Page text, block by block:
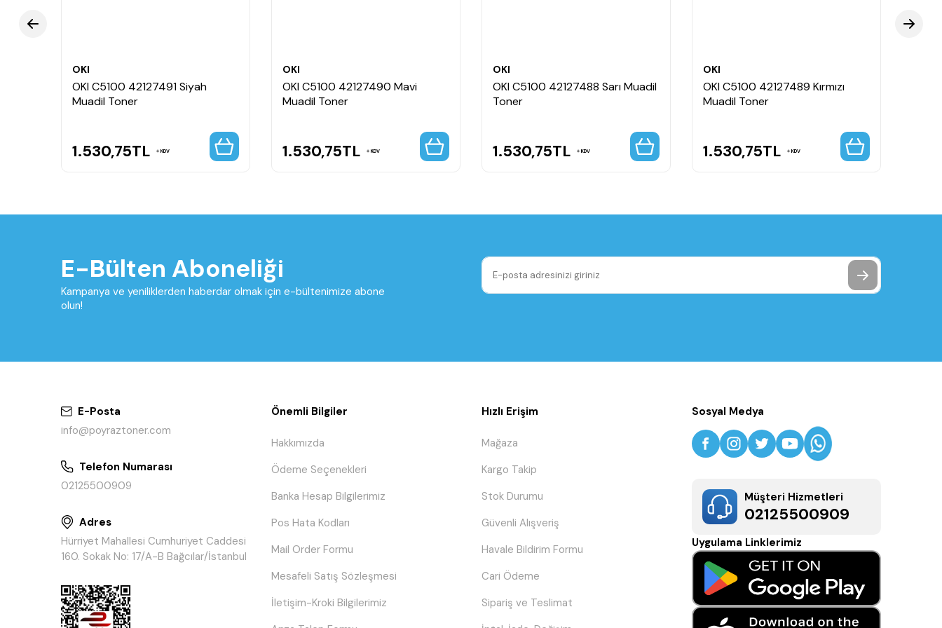
OKI
OKI C5100 42127491 Siyah
Muadil Toner
1.530,75TL KDV
OKI
OKI C5100 42127490 Mavi
Muadil Toner
1.530,75TL KDV
OKI
OKI C5100 42127488 Sarı Muadil
Toner
1.530,75TL KDV
OKI
OKI C5100 42127489 Kırmızı
Muadil Toner
1.530,75TL KDV
E-Bülten Aboneliği
Kampanya ve yeniliklerden haberdar olmak için e-bültenimize abone
olun!
E-Posta
info@poyraztoner.com
Telefon Numarası
02125500909
Adres
Hürriyet Mahallesi Cumhuriyet Caddesi
160. Sokak No: 17/A-B Bağcılar/İstanbul
Önemli Bilgiler
Hakkımızda
Ödeme Seçenekleri
Banka Hesap Bilgilerimiz
Pos Hata Kodları
Mail Order Formu
Mesafeli Satış Sözleşmesi
İletişim-Kroki Bilgilerimiz
Hızlı Erişim
Mağaza
Kargo Takip
Stok Durumu
Güvenli Alışveriş
Havale Bildirim Formu
Cari Ödeme
Sipariş ve Teslimat
Sosyal Medya
Müşteri Hizmetleri
02125500909
Uygulama Linklerimiz